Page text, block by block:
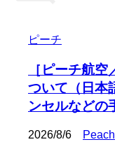
ピーチ
［ピーチ航
ついて（日本
ンセルなどの
2026/8/6 Peach